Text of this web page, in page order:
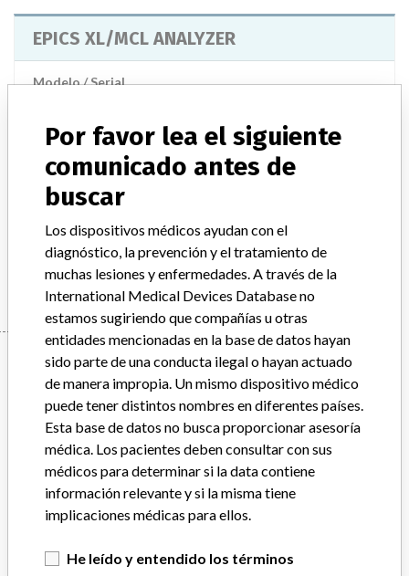
EPICS XL/MCL ANALYZER
Modelo / Serial
Descripción del producto
EPICS XL/MCL ANALYZER;CYTOMICS FC 500 MPL (FLOW
CYTOMETER) - INSTRUMENT;COULTER EPICS SERIES FLOW
CYTOMETER SYSTEM - EPICS XL ANALYZER;CYTOMICS FC 500
FLOW CYTOMETER
Manufacturer BECKMAN COULTER CANADA L.P.
Manufacturer
BECKMAN COULTER CANADA L.P.
Dirección del fabricante MISSISSAUGA
Empresa matriz del fabricante (2017)
Source
Por favor lea el siguiente
comunicado antes de
buscar
Los dispositivos médicos ayudan con el
diagnóstico, la prevención y el tratamiento de
muchas lesiones y enfermedades. A través de la
International Medical Devices Database no
estamos sugiriendo que compañías u otras
entidades mencionadas en la base de datos hayan
sido parte de una conducta ilegal o hayan actuado
de manera impropia. Un mismo dispositivo médico
puede tener distintos nombres en diferentes países.
Esta base de datos no busca proporcionar asesoría
médica. Los pacientes deben consultar con sus
médicos para determinar si la data contiene
información relevante y si la misma tiene
implicaciones médicas para ellos.
He leído y entendido los términos